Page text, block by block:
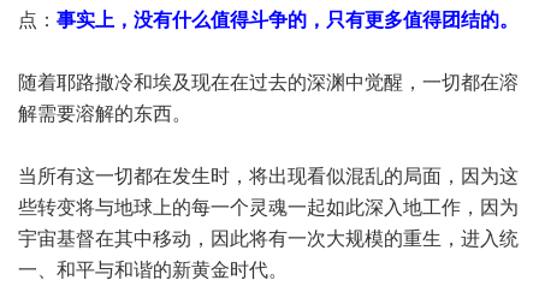
点： 事实上，没有什么值得斗争的，只有更多值得团结的。
随着耶路撒冷和埃及现在在过去的深渊中觉醒，一切都在溶
解需要溶解的东西。
当所有这一切都在发生时，将出现看似混乱的局面，因为这
些转变将与地球上的每一个灵魂一起如此深入地工作，因为
宇宙基督在其中移动，因此将有一次大规模的重生，进入统
一、和平与和谐的新黄金时代。